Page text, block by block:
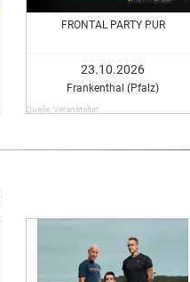
FRONTAL PARTY PUR
23.10.2026
Frankenthal (Pfalz)
Quelle: Veranstalter